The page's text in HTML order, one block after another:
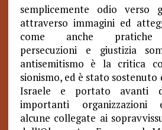
semplicemente odio verso
attraverso immagini ed
come anche pratiche
persecuzioni e giustizia
antisemitismo è la critica
sionismo, ed è stato sostenuto
Israele e portato avanti
importanti organizzazioni
alcune collegate ai